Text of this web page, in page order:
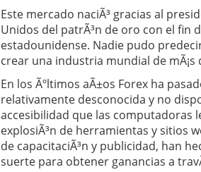
Este mercado naciÃ³ gracias al
Unidos del patrÃ³n de oro con el fin
estadounidense. Nadie pudo
crear una industria mundial de mÃ¡s
En los Ãºltimos aÃ±os Forex ha
relativamente desconocida y no
accesibilidad que las computadoras
explosiÃ³n de herramientas y sitios
de capacitaciÃ³n y publicidad, han
suerte para obtener ganancias a